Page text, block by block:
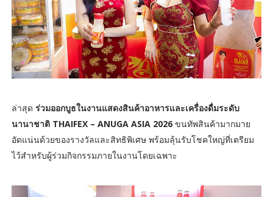
ล่าสุด ร่วมออกบูธในงานแสดงสินค้าอาหารและเครื่องดื่มระดับ
นานาชาติ THAIFEX – ANUGA ASIA 2026ขนทัพสินค้ามากมาย
อัดแน่นด้วยของรางวัลและสิทธิพิเศษ พร้อมลุ้นรับโชคใหญ่ที่เตรียม
ไว้สำหรับผู้ร่วมกิจกรรมภายในงานโดยเฉพาะ